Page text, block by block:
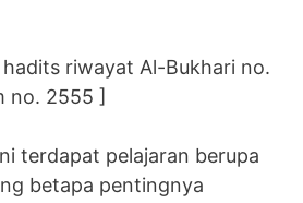
hadits riwayat Al-Bukhari no.
no. 2555 ]
terdapat pelajaran berupa
betapa pentingnya